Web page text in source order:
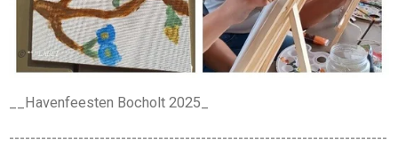
__Havenfeesten Bocholt 2025_
-----------------------------------------------------------------------